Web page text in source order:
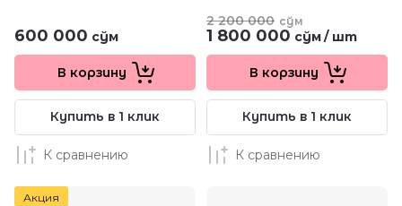
600 000 сўм
В корзину
Купить в 1 клик
К сравнению
2 200 000 сўм
1 800 000 сўм/шт
В корзину
Купить в 1 клик
К сравнению
Акция